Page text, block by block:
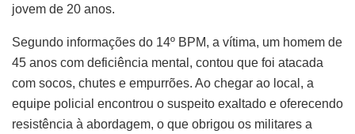
jovem de 20 anos.
Segundo informações do 14º BPM, a vítima, um homem de
45 anos com deficiência mental, contou que foi atacada
com socos, chutes e empurrões. Ao chegar ao local, a
equipe policial encontrou o suspeito exaltado e oferecendo
resistência à abordagem, o que obrigou os militares a